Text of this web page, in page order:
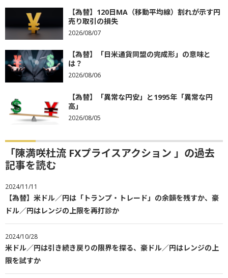
【為替】120日MA（移動平均線）割れが示す円
売り取引の損失
2026/08/07
【為替】「日米通貨同盟の完成形」の意味と
は？
2026/08/06
【為替】「異常な円安」と1995年「異常な円
高」
2026/08/05
「陳満咲杜流 FXプライスアクション 」の過去
記事を読む
2024/11/11
【為替】米ドル／円は「トランプ・トレード」の余韻を残すか、豪
ドル／円はレンジの上限を再打診か
2024/10/28
米ドル／円は引き続き戻りの限界を探る、豪ドル／円はレンジの上
限を試すか